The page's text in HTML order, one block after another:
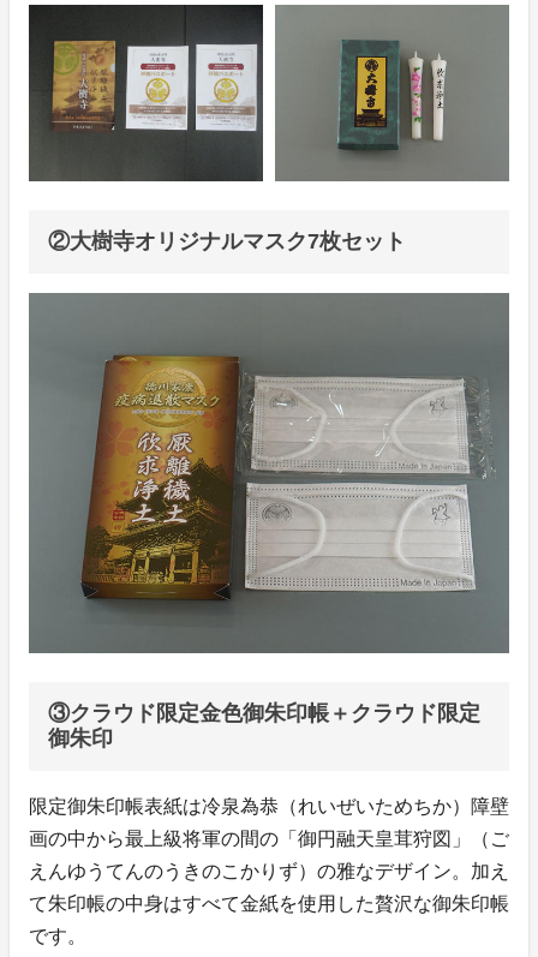
②大樹寺オリジナルマスク7枚セット
③クラウド限定金色御朱印帳＋クラウド限定
御朱印
限定御朱印帳表紙は冷泉為恭（れいぜいためちか）障壁
画の中から最上級将軍の間の「御円融天皇茸狩図」（ご
えんゆうてんのうきのこかりず）の雅なデザイン。加え
て朱印帳の中身はすべて金紙を使用した贅沢な御朱印帳
です。